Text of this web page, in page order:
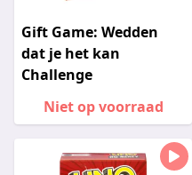
Gift Game: Wedden
dat je het kan
Challenge
Niet op voorraad